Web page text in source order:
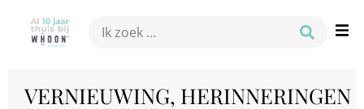
VERNIEUWING, HERINNERINGEN